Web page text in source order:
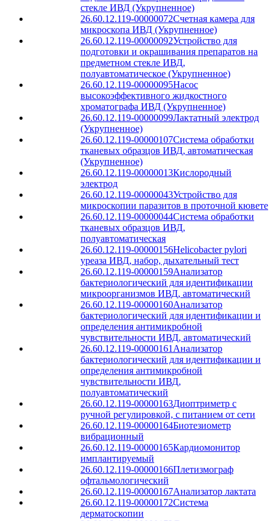
стекле ИВД (Укрупненное)
26.60.12.119-00000072Счетная камера для
микроскопа ИВД (Укрупненное)
26.60.12.119-00000092Устройство для
подготовки и окрашивания препаратов на
предметном стекле ИВД,
полуавтоматическое (Укрупненное)
26.60.12.119-00000095Насос
высокоэффективного жидкостного
хроматографа ИВД (Укрупненное)
26.60.12.119-00000099Лактатный электрод
(Укрупненное)
26.60.12.119-00000107Система обработки
тканевых образцов ИВД, автоматическая
(Укрупненное)
26.60.12.119-00000013Кислородный
электрод
26.60.12.119-00000043Устройство для
микроскопии паразитов в проточной кювете
26.60.12.119-00000044Система обработки
тканевых образцов ИВД,
полуавтоматическая
26.60.12.119-00000156Helicobacter pylori
уреаза ИВД, набор, дыхательный тест
26.60.12.119-00000159Анализатор
бактериологический для идентификации
микроорганизмов ИВД, автоматический
26.60.12.119-00000160Анализатор
бактериологический для идентификации и
определения антимикробной
чувствительности ИВД, автоматический
26.60.12.119-00000161Анализатор
бактериологический для идентификации и
определения антимикробной
чувствительности ИВД,
полуавтоматический
26.60.12.119-00000163Диоптриметр с
ручной регулировкой, с питанием от сети
26.60.12.119-00000164Биотезиометр
вибрационный
26.60.12.119-00000165Кардиомонитор
имплантируемый
26.60.12.119-00000166Плетизмограф
офтальмологический
26.60.12.119-00000167Анализатор лактата
26.60.12.119-00000172Система
дерматоскопии